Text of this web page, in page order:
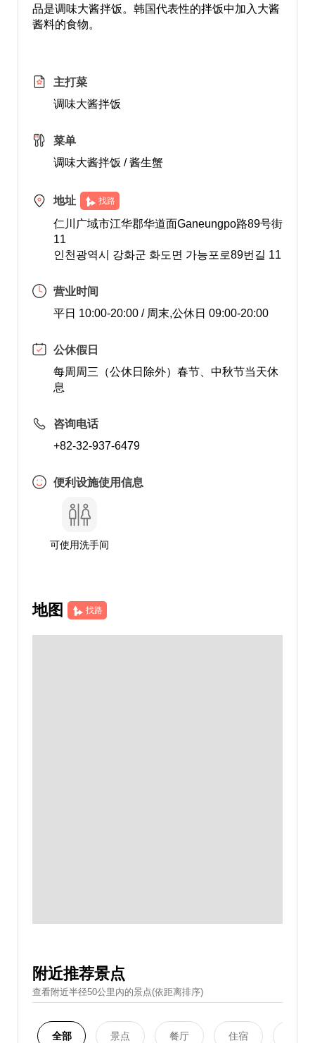
品是调味大酱拌饭。韩国代表性的拌饭中加入大酱
酱料的食物。
主打菜
调味大酱拌饭
菜单
调味大酱拌饭 / 酱生蟹
地址 找路
仁川广域市江华郡华道面Ganeungpo路89号街
11
인천광역시 강화군 화도면 가능포로89번길 11
营业时间
平日 10:00-20:00 / 周末,公休日 09:00-20:00
公休假日
每周周三（公休日除外）春节、中秋节当天休
息
咨询电话
+82-32-937-6479
便利设施使用信息
可使用洗手间
地图 找路
附近推荐景点
查看附近半径50公里內的景点(依距离排序)
全部 景点 餐厅 住宿